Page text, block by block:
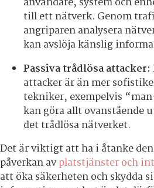
till ett nätverk. Genom
angriparen analysera
kan avslöja känslig
Passiva trådlösa attacker:
attacker är än mer
tekniker, exempelvis
kan göra allt ovanstående
det trådlösa nätverket.
Det är viktigt att ha i åtanke
påverkan avplatstjänster och
att öka säkerheten och skydda